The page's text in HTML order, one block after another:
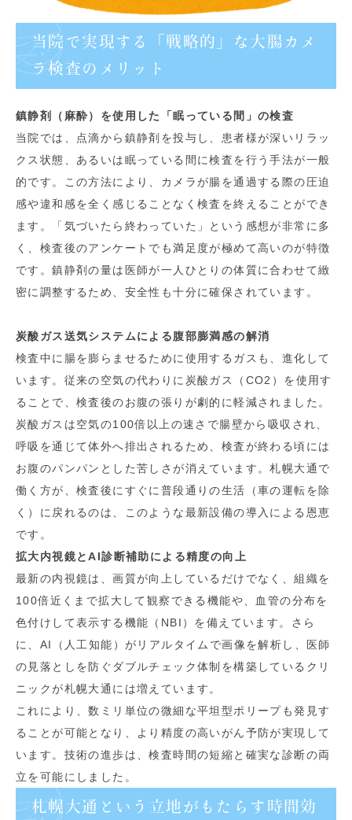
当院で実現する「戦略的」な大腸カメ
ラ検査のメリット
鎮静剤（麻酔）を使用した「眠っている間」の検査
当院では、点滴から鎮静剤を投与し、患者様が深いリラッ
クス状態、あるいは眠っている間に検査を行う手法が一般
的です。この方法により、カメラが腸を通過する際の圧迫
感や違和感を全く感じることなく検査を終えることができ
ます。「気づいたら終わっていた」という感想が非常に多
く、検査後のアンケートでも満足度が極めて高いのが特徴
です。鎮静剤の量は医師が一人ひとりの体質に合わせて緻
密に調整するため、安全性も十分に確保されています。
炭酸ガス送気システムによる腹部膨満感の解消
検査中に腸を膨らませるために使用するガスも、進化して
います。従来の空気の代わりに炭酸ガス（CO2）を使用す
ることで、検査後のお腹の張りが劇的に軽減されました。
炭酸ガスは空気の100倍以上の速さで腸壁から吸収され、
呼吸を通じて体外へ排出されるため、検査が終わる頃には
お腹のパンパンとした苦しさが消えています。札幌大通で
働く方が、検査後にすぐに普段通りの生活（車の運転を除
く）に戻れるのは、このような最新設備の導入による恩恵
です。
拡大内視鏡とAI診断補助による精度の向上
最新の内視鏡は、画質が向上しているだけでなく、組織を
100倍近くまで拡大して観察できる機能や、血管の分布を
色付けして表示する機能（NBI）を備えています。さら
に、AI（人工知能）がリアルタイムで画像を解析し、医師
の見落としを防ぐダブルチェック体制を構築しているクリ
ニックが札幌大通には増えています。
これにより、数ミリ単位の微細な平坦型ポリープも発見す
ることが可能となり、より精度の高いがん予防が実現して
います。技術の進歩は、検査時間の短縮と確実な診断の両
立を可能にしました。
札幌大通という立地がもたらす時間効